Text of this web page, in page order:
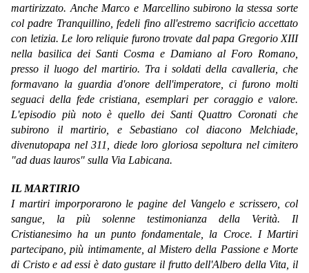
martirizzato. Anche Marco e Marcellino subirono la stessa sorte
col padre Tranquillino, fedeli fino all'estremo sacrificio accettato
con letizia. Le loro reliquie furono trovate dal papa Gregorio XIII
nella basilica dei Santi Cosma e Damiano al Foro Romano,
presso il luogo del martirio. Tra i soldati della cavalleria, che
formavano la guardia d'onore dell'imperatore, ci furono molti
seguaci della fede cristiana, esemplari per coraggio e valore.
L'episodio più noto è quello dei Santi Quattro Coronati che
subirono il martirio, e Sebastiano col diacono Melchiade,
divenutopapa nel 311, diede loro gloriosa sepoltura nel cimitero
"ad duas lauros" sulla Via Labicana.
IL MARTIRIO
I martiri imporporarono le pagine del Vangelo e scrissero, col
sangue, la più solenne testimonianza della Verità. Il
Cristianesimo ha un punto fondamentale, la Croce. I Martiri
partecipano, più intimamente, al Mistero della Passione e Morte
di Cristo e ad essi è dato gustare il frutto dell'Albero della Vita, il